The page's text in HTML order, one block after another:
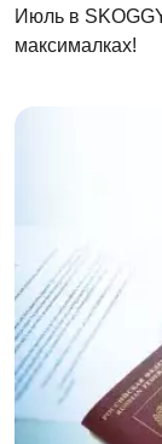
Июль в
максималках!